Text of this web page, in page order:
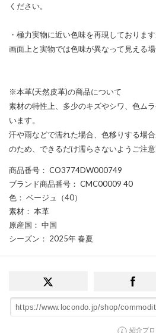
ください。
・極力実物に近い色味を再現しておりま
画面上と実物では色味が異なって見える場
※本革(天然皮革)の商品について
素材の特性上、多少のキズやシワ、色ム
います。
汗や雨などで濡れた場合、色移りする場
のため、できるだけ濡らさないようご注意
商品番号 ： CO3774DW000749
ブランド商品番号 ： CMC00009 40
色 ： ベージュ（40）
素材 ： 本革
原産国 ： 中国
シーズン ： 2025年 春夏
紹介プ